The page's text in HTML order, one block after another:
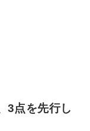
3点を先行し